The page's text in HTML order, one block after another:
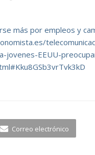
más por empleos y
EEUU-
Correo electrónico